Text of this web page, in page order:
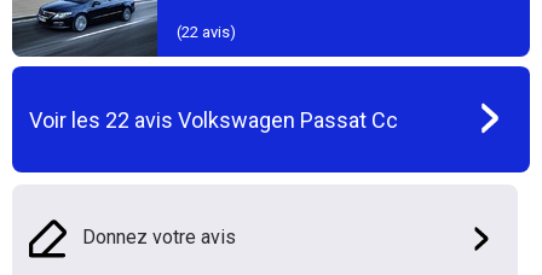
(22 avis)
Voir les 22 avis Volkswagen Passat Cc
Donnez votre avis